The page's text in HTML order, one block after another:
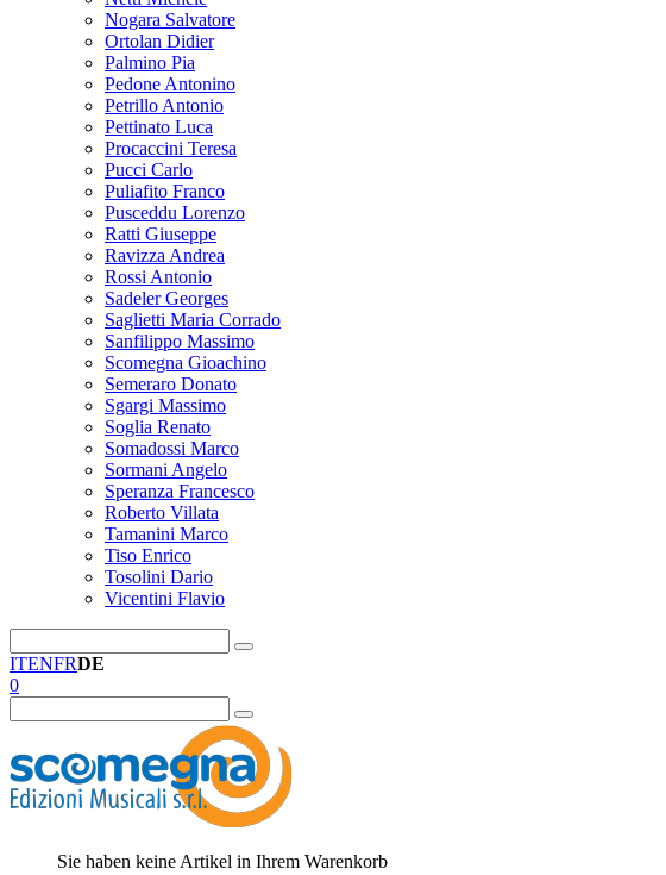
Nogara Salvatore
Ortolan Didier
Palmino Pia
Pedone Antonino
Petrillo Antonio
Pettinato Luca
Procaccini Teresa
Pucci Carlo
Puliafito Franco
Pusceddu Lorenzo
Ratti Giuseppe
Ravizza Andrea
Rossi Antonio
Sadeler Georges
Saglietti Maria Corrado
Sanfilippo Massimo
Scomegna Gioachino
Semeraro Donato
Sgargi Massimo
Soglia Renato
Somadossi Marco
Sormani Angelo
Speranza Francesco
Roberto Villata
Tamanini Marco
Tiso Enrico
Tosolini Dario
Vicentini Flavio
ITENFRDE
0
Sie haben keine Artikel in Ihrem Warenkorb